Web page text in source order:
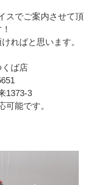
スでご案内させて頂
ればと思います。
ば店
1373-3
可能です。